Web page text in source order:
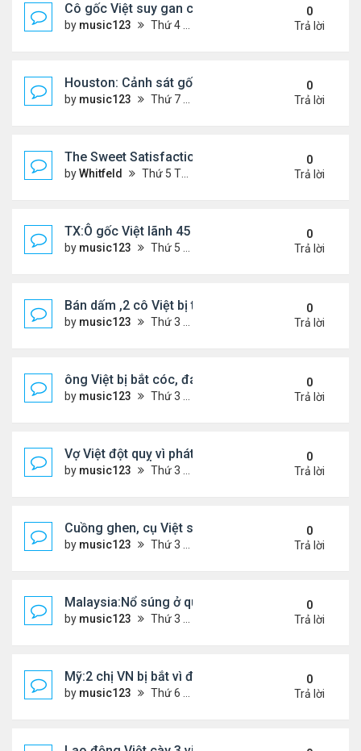
Cô gốc Việt suy gan cấp, hôn mê trong kỳ trăng
by music123 Thứ 4 Tháng 5 13, 2026 5:14 pm
0
Trả lời
Houston: Cảnh sát gốc Việt bị truy tố tội gạ gẫm
by music123 Thứ 7 Tháng 5 02, 2026 7:45 am
0
Trả lời
The Sweet Satisfaction of Idle Empire Building: A
byWhitfeld Thứ 5 Tháng 4 30, 2026 10:35 pm
0
Trả lời
TX:Ô gốc Việt lãnh 45 năm tù vì lạm dụng tình dục
by music123 Thứ 5 Tháng 4 30, 2026 6:28 pm
0
Trả lời
Bán dấm ,2 cô Việt bị tịch thu hơn $291,000 tiền
by music123 Thứ 3 Tháng 4 21, 2026 6:43 pm
0
Trả lời
ông Việt bị bắt cóc, đánh đập khi đi gửi tiền ngân
by music123 Thứ 3 Tháng 4 21, 2026 6:22 pm
0
Trả lời
Vợ Việt đột quỵ vì phát hiện chồng có bồ và con
by music123 Thứ 3 Tháng 4 21, 2026 6:17 pm
0
Trả lời
Cuồng ghen, cụ Việt sát hại vợ trẻ
by music123 Thứ 3 Tháng 4 21, 2026 6:10 pm
0
Trả lời
Malaysia:Nổ súng ở quán ăn ,một người phụ nữ
by music123 Thứ 3 Tháng 4 21, 2026 6:00 pm
0
Trả lời
Mỹ:2 chị VN bị bắt vì đem bòn bòn vào Mỹ
by music123 Thứ 6 Tháng 4 10, 2026 6:40 pm
0
Trả lời